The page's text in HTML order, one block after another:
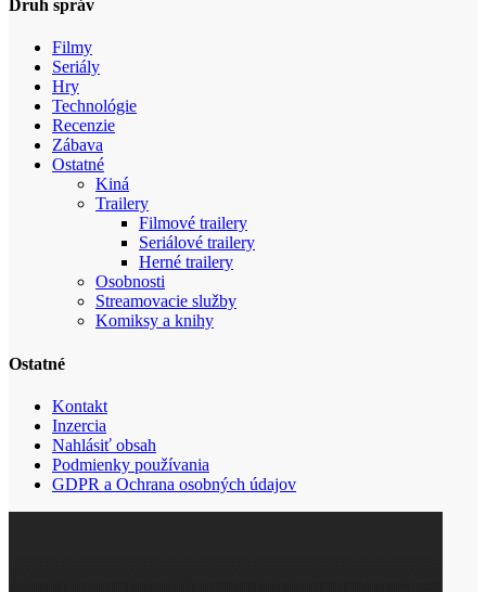
Druh správ
Filmy
Seriály
Hry
Technológie
Recenzie
Zábava
Ostatné
Kiná
Trailery
Filmové trailery
Seriálové trailery
Herné trailery
Osobnosti
Streamovacie služby
Komiksy a knihy
Ostatné
Kontakt
Inzercia
Nahlásiť obsah
Podmienky používania
GDPR a Ochrana osobných údajov